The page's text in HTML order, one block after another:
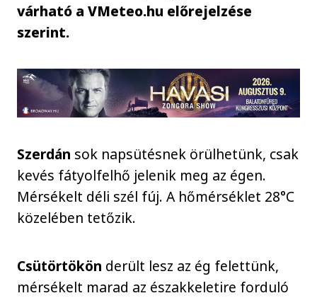
várható a VMeteo.hu előrejelzése
szerint.
Szerdán sok napsütésnek örülhetünk, csak
kevés fátyolfelhő jelenik meg az égen.
Mérsékelt déli szél fúj. A hőmérséklet 28°C
közelében tetőzik.
Csütörtökön derült lesz az ég felettünk,
mérsékelt marad az északkeletire forduló